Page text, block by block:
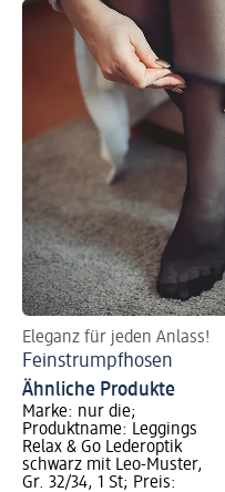
Eleganz für jeden Anlass!
Feinstrumpfhosen
Ähnliche Produkte
Marke: nur die;
Produktname: Leggings
Relax & Go Lederoptik
schwarz mit Leo-Muster,
Gr. 32/34, 1 St; Preis: